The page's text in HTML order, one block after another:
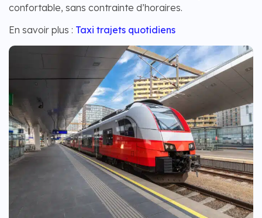
confortable, sans contrainte d’horaires.
En savoir plus : Taxi trajets quotidiens